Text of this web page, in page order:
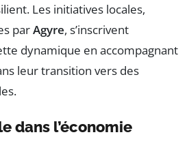
Les initiatives locales,
parAgyre, s’inscrivent
dynamique en accompagnant
leur transition vers des
dans l’économie